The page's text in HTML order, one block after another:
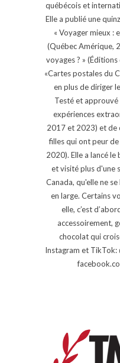
québécois et
Elle a publié une
« Voyager mieux :
(Québec Amérique,
voyages ? »
«Cartes postales du
en plus de diriger
Testé et approuvé
expériences
2017 et 2023) et de
filles qui ont peur
2020). Elle a lancé
et visité plus d'une
Canada, qu'elle ne
en large. Certains
elle, c’est
accessoirement,
chocolat qui
Instagram et TikTok: